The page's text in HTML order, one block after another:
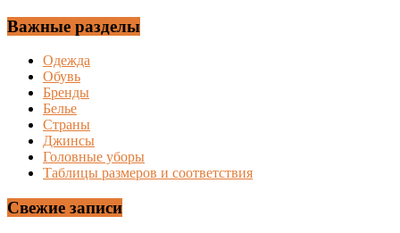
Важные разделы
Одежда
Обувь
Бренды
Белье
Страны
Джинсы
Головные уборы
Таблицы размеров и соответствия
Свежие записи